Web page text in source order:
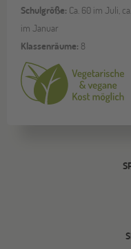
Schulgröße: Ca. 60 im Juli,
im Januar
Klassenräume: 8